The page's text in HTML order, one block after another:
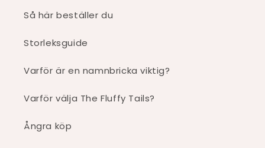
Så här beställer du
Storleksguide
Varför är en namnbricka viktig?
Varför välja The Fluffy Tails?
Ångra köp